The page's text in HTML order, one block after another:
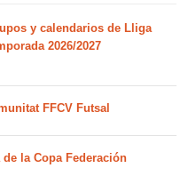
y calendarios de Lliga
2026/2027
FFCV Futsal
la Copa Federación